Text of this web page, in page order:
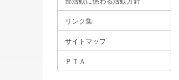
リンク集
サイトマップ
ＰＴＡ